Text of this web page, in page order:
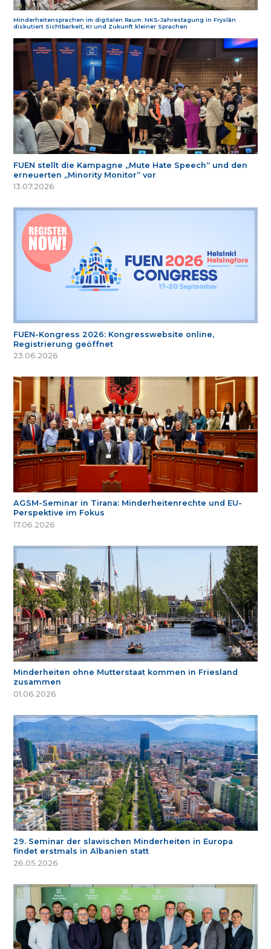
Minderheitensprachen im digitalen Raum: NKS-Jahrestagung in Fryslân
diskutiert Sichtbarkeit, KI und Zukunft kleiner Sprachen
FUEN stellt die Kampagne „Mute Hate Speech“ und den
erneuerten „Minority Monitor“ vor
13.07.2026
FUEN-Kongress 2026: Kongresswebsite online,
Registrierung geöffnet
23.06.2026
AGSM-Seminar in Tirana: Minderheitenrechte und EU-
Perspektive im Fokus
17.06.2026
Minderheiten ohne Mutterstaat kommen in Friesland
zusammen
01.06.2026
29. Seminar der slawischen Minderheiten in Europa
findet erstmals in Albanien statt
26.05.2026